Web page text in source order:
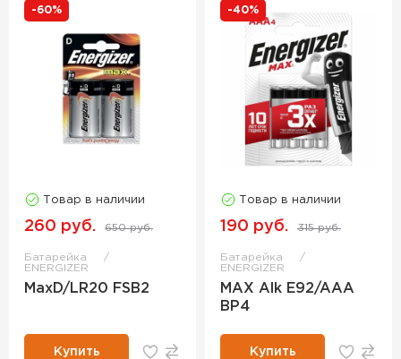
-60%
Товар в наличии
260 руб. 650 руб.
Батарейка
ENERGIZER
MaxD/LR20 FSB2
Купить
-40%
Товар в наличии
190 руб. 315 руб.
Батарейка
ENERGIZER
MAX Alk E92/AAA
BP4
Купить